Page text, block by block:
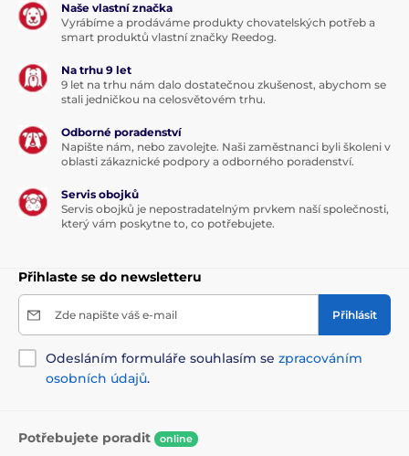
Naše vlastní značka
Vyrábíme a prodáváme produkty chovatelských potřeb a
smart produktů vlastní značky Reedog.
Na trhu 9 let
9 let na trhu nám dalo dostatečnou zkušenost, abychom se
stali jedničkou na celosvětovém trhu.
Odborné poradenství
Napište nám, nebo zavolejte. Naši zaměstnanci byli školeni v
oblasti zákaznické podpory a odborného poradenství.
Servis obojků
Servis obojků je nepostradatelným prvkem naší společnosti,
který vám poskytne to, co potřebujete.
Přihlaste se do newsletteru
Zde napište váš e-mail Přihlásit
Odesláním formuláře souhlasím se zpracováním
osobních údajů.
Potřebujete poradit online